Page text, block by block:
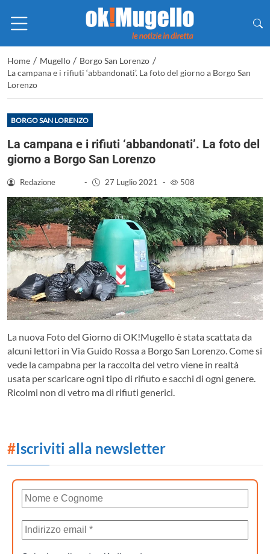
Home / Mugello / Borgo San Lorenzo /
La campana e i rifiuti ‘abbandonati’. La foto del giorno a Borgo San
Lorenzo
BORGO SAN LORENZO
La campana e i rifiuti ‘abbandonati’. La foto del
giorno a Borgo San Lorenzo
Redazione - 27 Luglio 2021 - 508
La nuova Foto del Giorno di OK!Mugello è stata scattata da
alcuni lettori in Via Guido Rossa a Borgo San Lorenzo. Come si
vede la campabna per la raccolta del vetro viene in realtà
usata per scaricare ogni tipo di rifiuto e sacchi di ogni genere.
Ricolmi non di vetro ma di rifiuti generici.
#Iscriviti alla newsletter